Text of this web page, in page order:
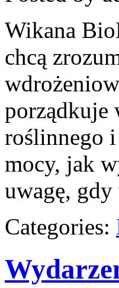
Wikana
chcą
porządkuje
roślinnego i
mocy, jak
uwagę, gdy
Categories: